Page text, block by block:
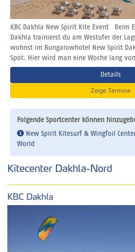
KBC Dakhla New Spirit Kite Event Beim
Dakhla trainierst du am Westufer der
wohnst im Bungalowhotel New Spirit
Spot. Hier wird man eine Woche lang
Details
Zeige Termine
Folgende Sportcenter können
New Spirit Kitesurf & Wingfoil
World
Kitecenter Dakhla-Nord
KBC Dakhla